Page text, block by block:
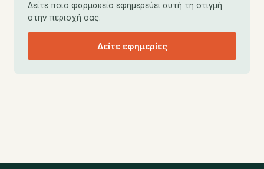
Δείτε ποιο φαρμακείο εφημερεύει αυτή τη στιγμή
στην περιοχή σας.
Δείτε εφημερίες